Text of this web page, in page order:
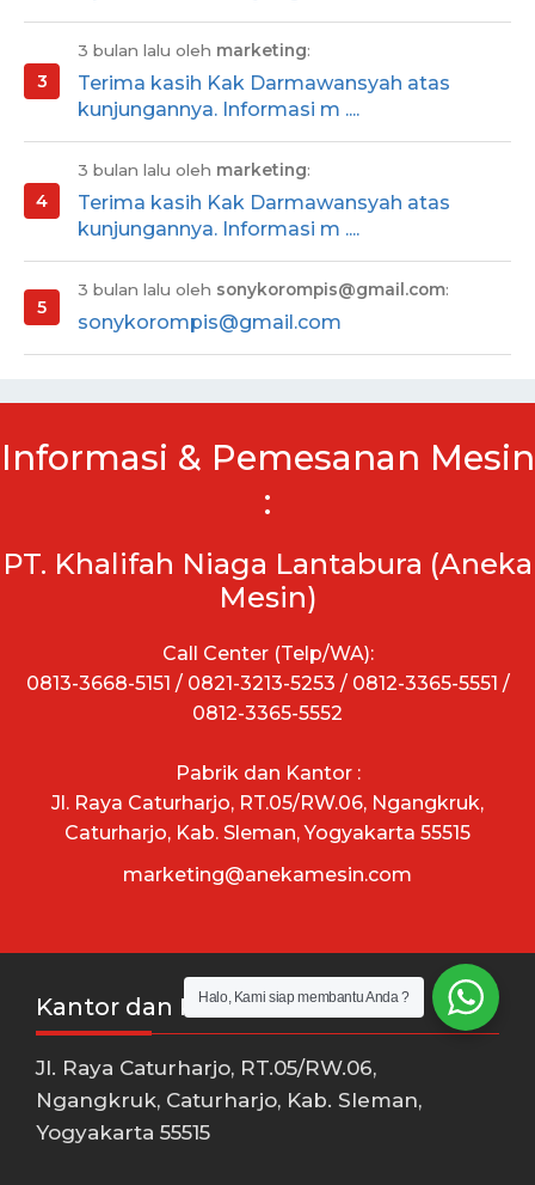
3 bulan lalu oleh marketing:
Terima kasih Kak Darmawansyah atas
kunjungannya. Informasi m ....
3 bulan lalu oleh marketing:
Terima kasih Kak Darmawansyah atas
kunjungannya. Informasi m ....
3 bulan lalu oleh sonykorompis@gmail.com:
sonykorompis@gmail.com
Informasi & Pemesanan Mesin
:
PT. Khalifah Niaga Lantabura (Aneka
Mesin)
Call Center (Telp/WA):
0813-3668-5151 / 0821-3213-5253 / 0812-3365-5551 /
0812-3365-5552
Pabrik dan Kantor :
Jl. Raya Caturharjo, RT.05/RW.06, Ngangkruk,
Caturharjo, Kab. Sleman, Yogyakarta 55515
marketing@anekamesin.com
Kantor dan Pabrik
Jl. Raya Caturharjo, RT.05/RW.06,
Ngangkruk, Caturharjo, Kab. Sleman,
Yogyakarta 55515
Halo, Kami siap membantu Anda ?